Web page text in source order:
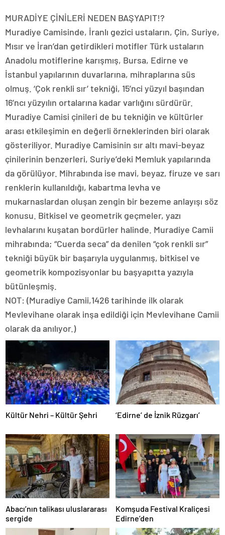
MURADİYE ÇİNİLERİ NEDEN BAŞYAPIT!?
Muradiye Camisinde, İranlı gezici ustaların, Çin, Suriye,
Mısır ve İran’dan getirdikleri motifler Türk ustaların
Anadolu motiflerine karışmış, Bursa, Edirne ve
İstanbul yapılarının duvarlarına, mihraplarına süs
olmuş. ‘Çok renkli sır’ tekniği, 15’nci yüzyıl başından
16’ncı yüzyılın ortalarına kadar varlığını sürdürür.
Muradiye Camisi çinileri de bu tekniğin ve kültürler
arası etkileşimin en değerli örneklerinden biri olarak
gösteriliyor. Muradiye Camisinin sır altı mavi-beyaz
çinilerinin benzerleri, Suriye’deki Memluk yapılarında
da görülüyor. Mihrabında ise mavi, beyaz, firuze ve sarı
renklerin kullanıldığı, kabartma levha ve
mukarnaslardan oluşan zengin bir bezeme anlayışı söz
konusu. Bitkisel ve geometrik geçmeler, yazı
levhalarını kuşatan bordürler halinde. Muradiye Camii
mihrabında; “Cuerda seca” da denilen “çok renkli sır”
tekniği büyük bir başarıyla uygulanmış, bitkisel ve
geometrik kompozisyonlar bu başyapıtta yazıyla
bütünleşmiş.
NOT: (Muradiye Camii,1426 tarihinde ilk olarak
Mevlevihane olarak inşa edildiği için Mevlevihane Camii
olarak da anılıyor.)
Kültür Nehri – Kültür Şehri ‘Edirne’ de İznik Rüzgarı’
Abacı’nın talikası uluslararası
sergide
Komşuda Festival Kraliçesi
Edirne’den